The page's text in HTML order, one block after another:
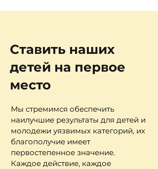
Ставить наших
детей на первое
место
Мы стремимся обеспечить
наилучшие результаты для детей и
молодежи уязвимых категорий, их
благополучие имеет
первостепенное значение.
Каждое действие, каждое